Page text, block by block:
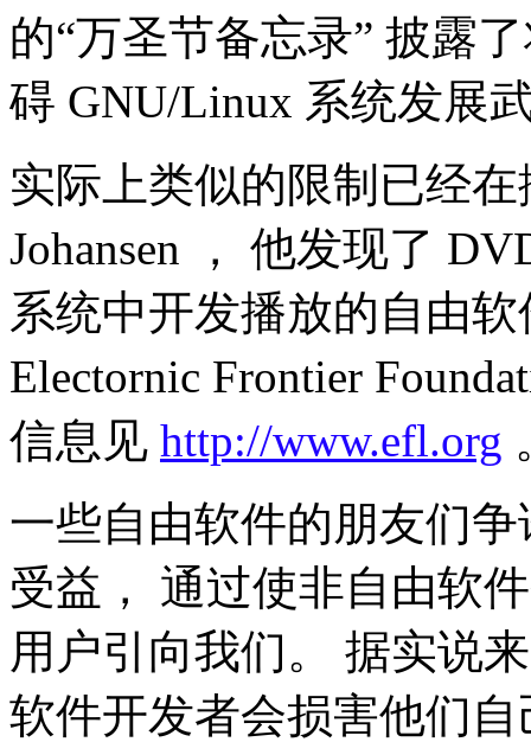
的“万圣节备忘录” 披露
碍 GNU/Linux 系统发展
实际上类似的限制已经
Johansen ， 他发现了
系统中开发播放的自由
Electornic Frontier
信息见 http://www.efl.org
一些自由软件的朋友们
受益， 通过使非自由软
用户引向我们。 据实说
软件开发者会损害他们